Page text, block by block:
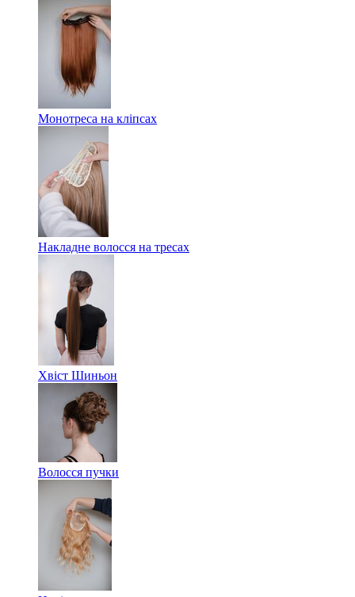
Монотреса на кліпсах
Накладне волосся на тресах
Хвіст Шиньон
Волосся пучки